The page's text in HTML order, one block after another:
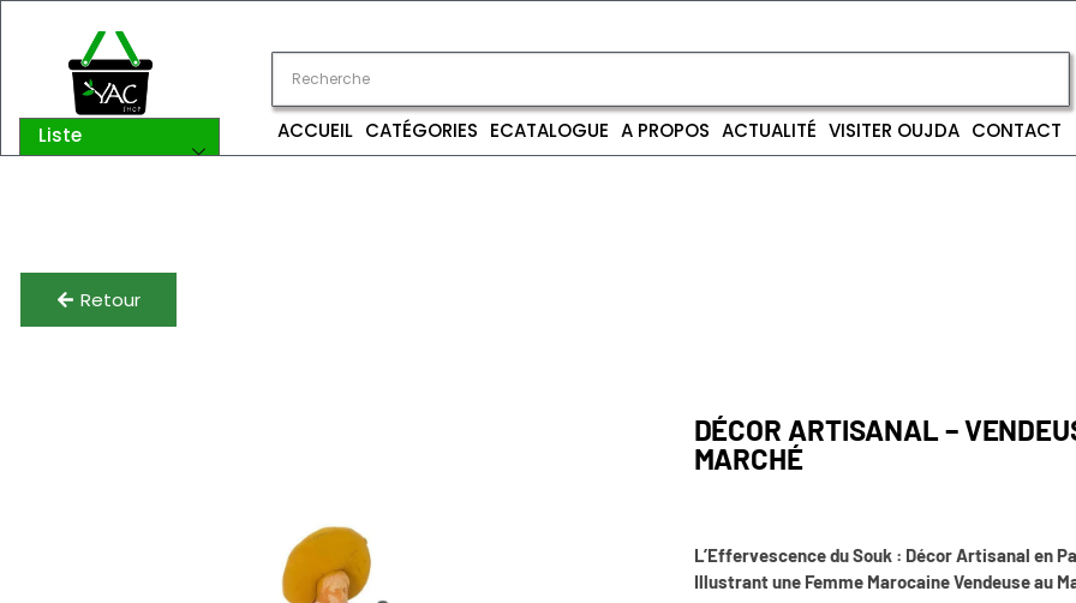
Liste
ACCUEIL CATÉGORIES ECATALOGUE A PROPOS ACTUALITÉ VISITER OUJDA CONTACT
Retour
DÉCOR ARTISANAL –
MARCHÉ
L’Effervescence du Souk : Décor Artisanal en
Illustrant une Femme Marocaine Vendeuse au